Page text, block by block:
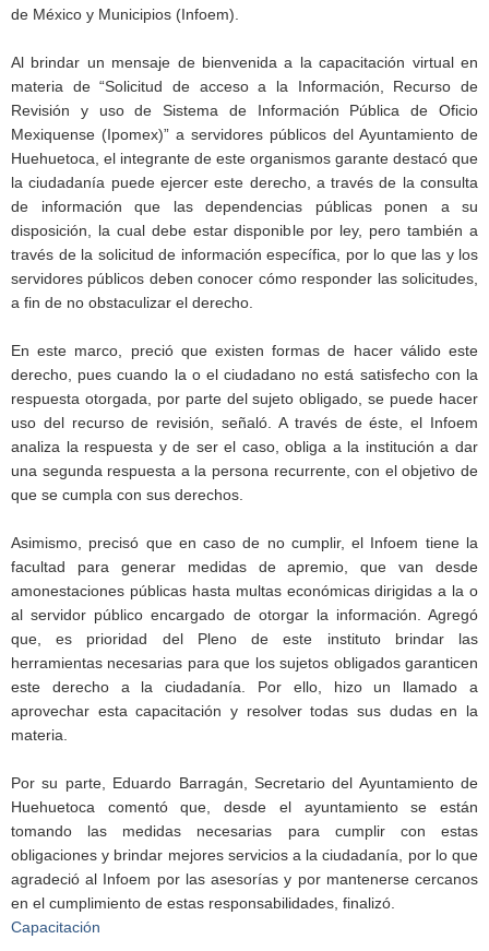
de México y Municipios (Infoem).
Al brindar un mensaje de bienvenida a la capacitación virtual en
materia de “Solicitud de acceso a la Información, Recurso de
Revisión y uso de Sistema de Información Pública de Oficio
Mexiquense (Ipomex)” a servidores públicos del Ayuntamiento de
Huehuetoca, el integrante de este organismos garante destacó que
la ciudadanía puede ejercer este derecho, a través de la consulta
de información que las dependencias públicas ponen a su
disposición, la cual debe estar disponible por ley, pero también a
través de la solicitud de información específica, por lo que las y los
servidores públicos deben conocer cómo responder las solicitudes,
a fin de no obstaculizar el derecho.
En este marco, preció que existen formas de hacer válido este
derecho, pues cuando la o el ciudadano no está satisfecho con la
respuesta otorgada, por parte del sujeto obligado, se puede hacer
uso del recurso de revisión, señaló. A través de éste, el Infoem
analiza la respuesta y de ser el caso, obliga a la institución a dar
una segunda respuesta a la persona recurrente, con el objetivo de
que se cumpla con sus derechos.
Asimismo, precisó que en caso de no cumplir, el Infoem tiene la
facultad para generar medidas de apremio, que van desde
amonestaciones públicas hasta multas económicas dirigidas a la o
al servidor público encargado de otorgar la información. Agregó
que, es prioridad del Pleno de este instituto brindar las
herramientas necesarias para que los sujetos obligados garanticen
este derecho a la ciudadanía. Por ello, hizo un llamado a
aprovechar esta capacitación y resolver todas sus dudas en la
materia.
Por su parte, Eduardo Barragán, Secretario del Ayuntamiento de
Huehuetoca comentó que, desde el ayuntamiento se están
tomando las medidas necesarias para cumplir con estas
obligaciones y brindar mejores servicios a la ciudadanía, por lo que
agradeció al Infoem por las asesorías y por mantenerse cercanos
en el cumplimiento de estas responsabilidades, finalizó.
Capacitación